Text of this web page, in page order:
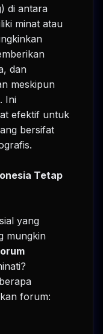
di antara
minat atau
dan
meskipun
Ini
efektif untuk
bersifat
Tetap
yang
mungkin
forum: